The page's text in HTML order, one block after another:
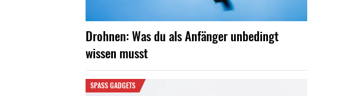
Drohnen: Was du als Anfänger unbedingt
wissen musst
SPASS GADGETS